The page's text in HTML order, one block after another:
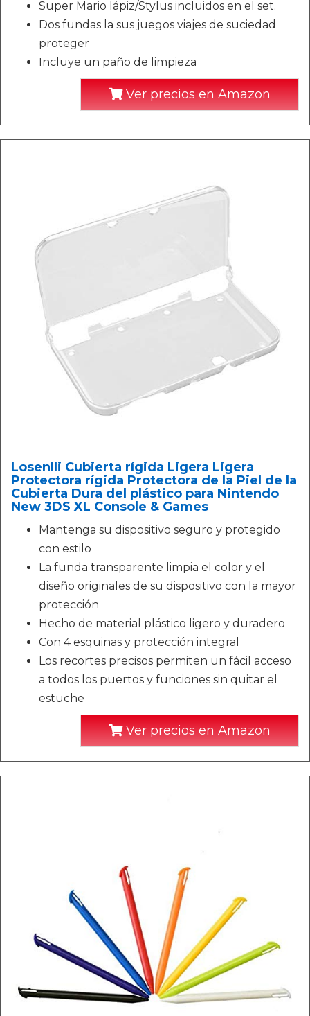
Super Mario lápiz/Stylus incluidos en el set.
Dos fundas la sus juegos viajes de suciedad
proteger
Incluye un paño de limpieza
Ver precios en Amazon
Losenlli Cubierta rígida Ligera Ligera
Protectora rígida Protectora de la Piel de la
Cubierta Dura del plástico para Nintendo
New 3DS XL Console & Games
Mantenga su dispositivo seguro y protegido
con estilo
La funda transparente limpia el color y el
diseño originales de su dispositivo con la mayor
protección
Hecho de material plástico ligero y duradero
Con 4 esquinas y protección integral
Los recortes precisos permiten un fácil acceso
a todos los puertos y funciones sin quitar el
estuche
Ver precios en Amazon